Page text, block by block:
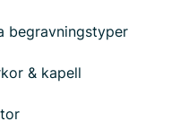
begravningstyper
& kapell